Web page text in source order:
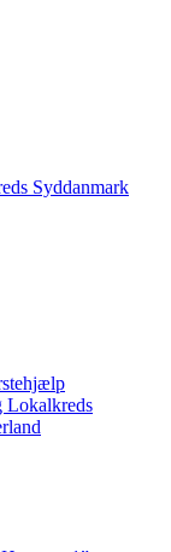
Syddanmark
Lokalkreds